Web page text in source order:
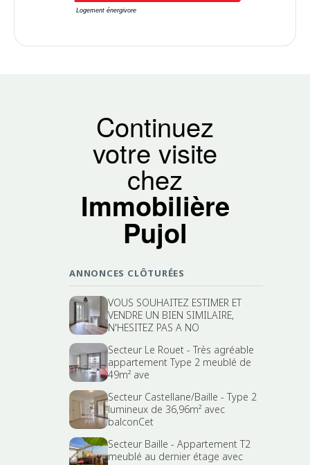
Logement énergivore
Continuez
votre visite
chez
Immobilière
Pujol
ANNONCES CLÔTURÉES
VOUS SOUHAITEZ ESTIMER ET
VENDRE UN BIEN SIMILAIRE,
N'HESITEZ PAS A NO
Secteur Le Rouet - Très agréable
appartement Type 2 meublé de
49m² ave
Secteur Castellane/Baille - Type 2
lumineux de 36,96m² avec
balconCet
Secteur Baille - Appartement T2
meublé au dernier étage avec